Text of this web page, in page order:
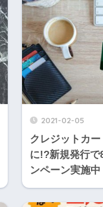
2021-02-05
クレジットカ
に!?新規発行で
ンペーン実施中